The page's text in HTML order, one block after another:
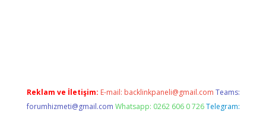
Reklam ve İletişim: E-mail: backlinkpaneli@gmail.com Teams:
forumhizmeti@gmail.com Whatsapp: 0262 606 0 726 Telegram: